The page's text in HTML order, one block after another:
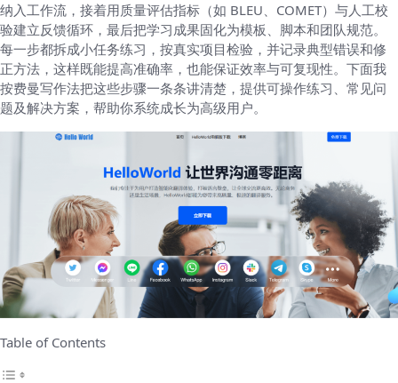
纳入工作流，接着用质量评估指标（如 BLEU、COMET）与人工校
验建立反馈循环，最后把学习成果固化为模板、脚本和团队规范。
每一步都拆成小任务练习，按真实项目检验，并记录典型错误和修
正方法，这样既能提高准确率，也能保证效率与可复现性。下面我
按费曼写作法把这些步骤一条条讲清楚，提供可操作练习、常见问
题及解决方案，帮助你系统成长为高级用户。
Table of Contents